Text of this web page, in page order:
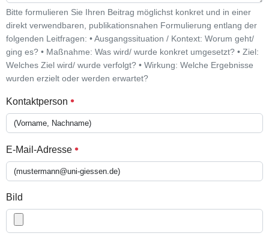
Bitte formulieren Sie Ihren Beitrag möglichst konkret und in einer
direkt verwendbaren, publikationsnahen Formulierung entlang der
folgenden Leitfragen: • Ausgangssituation / Kontext: Worum geht/
ging es? • Maßnahme: Was wird/ wurde konkret umgesetzt? • Ziel:
Welches Ziel wird/ wurde verfolgt? • Wirkung: Welche Ergebnisse
wurden erzielt oder werden erwartet?
Kontaktperson
E-Mail-Adresse
Bild